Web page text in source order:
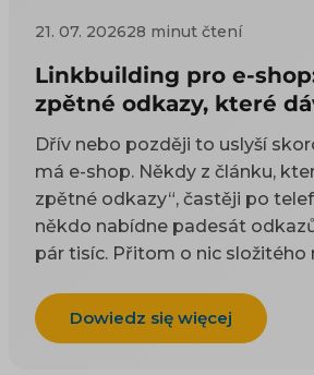
21. 07. 202628 minut čtení
Linkbuilding pro e-
zpětné odkazy, které
Dřív nebo později to uslyší
má e-shop. Někdy z článku,
zpětné odkazy“, častěji po
někdo nabídne padesát
pár tisíc. Přitom o nic složitého
odkazy odjakživa bere jako
víc důvěryhodných webů na
Dowiedz się więcej